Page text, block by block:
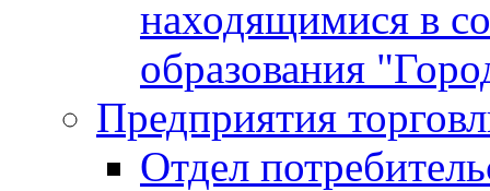
находящимися в
образования
Предприятия
Отдел